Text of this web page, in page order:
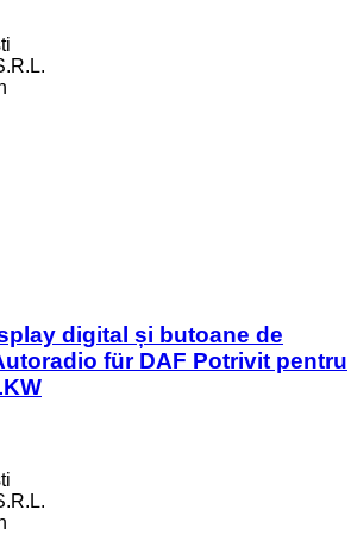
digital și butoane de
für DAF Potrivit pentru